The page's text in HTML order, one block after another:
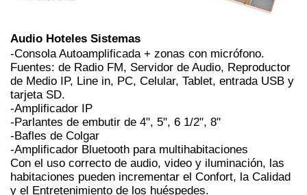
Audio Hoteles Sistemas
-Consola Autoamplificada + zonas con micrófono.
Fuentes: de Radio FM, Servidor de Audio, Reproductor
de Medio IP, Line in, PC, Celular, Tablet, entrada USB y
tarjeta SD.
-Amplificador IP
-Parlantes de embutir de 4", 5", 6 1/2", 8"
-Bafles de Colgar
-Amplificador Bluetooth para multihabitaciones
Con el uso correcto de audio, video y iluminación, las
habitaciones pueden incrementar el Confort, la Calidad
y el Entretenimiento de los huéspedes.